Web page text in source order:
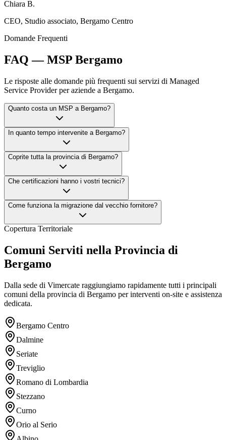
Chiara B.
CEO, Studio associato, Bergamo Centro
Domande Frequenti
FAQ — MSP Bergamo
Le risposte alle domande più frequenti sui servizi di Managed
Service Provider per aziende a Bergamo.
Quanto costa un MSP a Bergamo?
In quanto tempo intervenite a Bergamo?
Coprite tutta la provincia di Bergamo?
Che certificazioni hanno i vostri tecnici?
Come funziona la migrazione dal vecchio fornitore?
Copertura Territoriale
Comuni Serviti nella Provincia di
Bergamo
Dalla sede di Vimercate raggiungiamo rapidamente tutti i principali
comuni della provincia di Bergamo per interventi on-site e assistenza
dedicata.
Bergamo Centro
Dalmine
Seriate
Treviglio
Romano di Lombardia
Stezzano
Curno
Orio al Serio